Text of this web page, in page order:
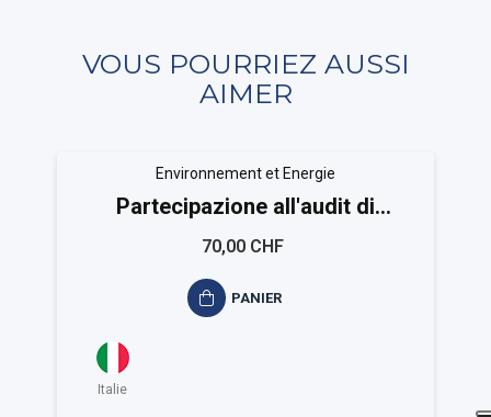
VOUS POURRIEZ AUSSI
AIMER
Environnement et Energie
Partecipazione all'audit di
certificazione ISO 14001
70,00 CHF
PANIER
Italie